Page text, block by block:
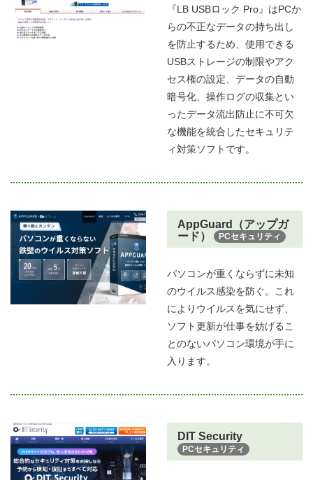
『LB USBロック Pro』はPCか
らの不正なデータの持ち出し
を防止するため、使用できる
USBストレージの制限やアク
セス権の設定、データの自動
暗号化、操作ログの収集とい
ったデータ流出防止に不可欠
な機能を統合したセキュリテ
ィ対策ソフトです。
AppGuard（アップガ
ード）
PCセキュリティ
パソコンが重くならずに未知
のウイルス感染を防ぐ。これ
によりウイルスを気にせず、
ソフト更新が仕事を妨げるこ
とのないパソコン環境が手に
入ります。
DIT Security
PCセキュリティ